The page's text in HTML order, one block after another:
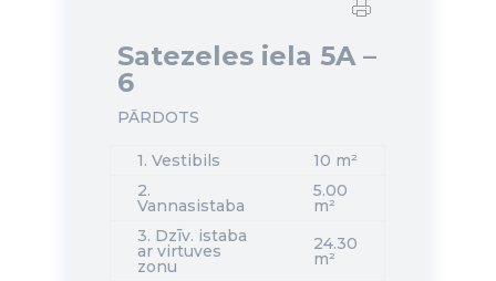
Satezeles iela 5A –
6
PĀRDOTS
1. Vestibils
10 m²
2.
Vannasistaba
5.00
m²
3. Dzīv. istaba
ar virtuves
zonu
24.30
m²